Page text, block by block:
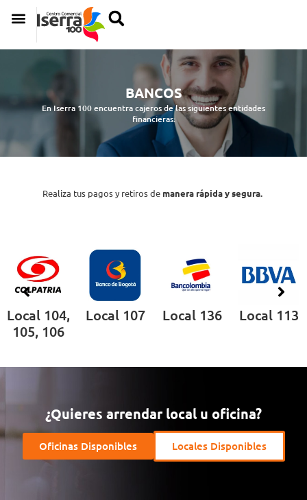
BANCOS
En Iserra 100 encuentra cajeros de las siguientes entidades
financieras:
Realiza tus pagos y retiros de manera rápida y segura.
Local 104,
105, 106
Local 107 Local 136 Local 113
¿Quieres arrendar local u oficina?
Oficinas Disponibles Locales Disponibles